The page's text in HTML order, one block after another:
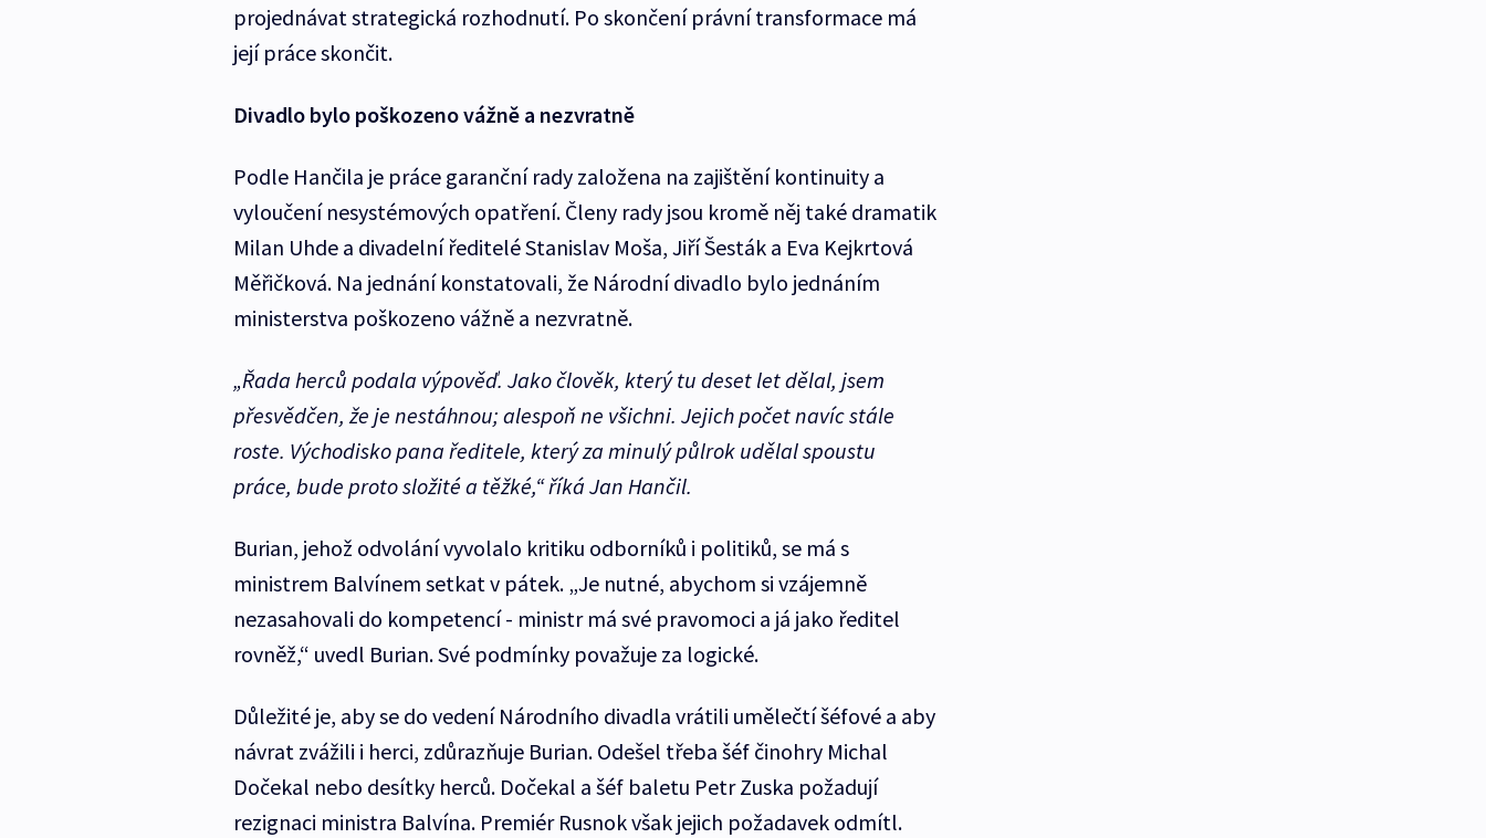
projednávat strategická rozhodnutí. Po skončení právní transformace má
její práce skončit.
Divadlo bylo poškozeno vážně a nezvratně
Podle Hančila je práce garanční rady založena na zajištění kontinuity a
vyloučení nesystémových opatření. Členy rady jsou kromě něj také dramatik
Milan Uhde a divadelní ředitelé Stanislav Moša, Jiří Šesták a Eva Kejkrtová
Měřičková. Na jednání konstatovali, že Národní divadlo bylo jednáním
ministerstva poškozeno vážně a nezvratně.
„Řada herců podala výpověď. Jako člověk, který tu deset let dělal, jsem
přesvědčen, že je nestáhnou; alespoň ne všichni. Jejich počet navíc stále
roste. Východisko pana ředitele, který za minulý půlrok udělal spoustu
práce, bude proto složité a těžké,“říká Jan Hančil.
Burian, jehož odvolání vyvolalo kritiku odborníků i politiků, se má s
ministrem Balvínem setkat v pátek. „Je nutné, abychom si vzájemně
nezasahovali do kompetencí - ministr má své pravomoci a já jako ředitel
rovněž,“ uvedl Burian. Své podmínky považuje za logické.
Důležité je, aby se do vedení Národního divadla vrátili umělečtí šéfové a aby
návrat zvážili i herci, zdůrazňuje Burian. Odešel třeba šéf činohry Michal
Dočekal nebo desítky herců. Dočekal a šéf baletu Petr Zuska požadují
rezignaci ministra Balvína. Premiér Rusnok však jejich požadavek odmítl.